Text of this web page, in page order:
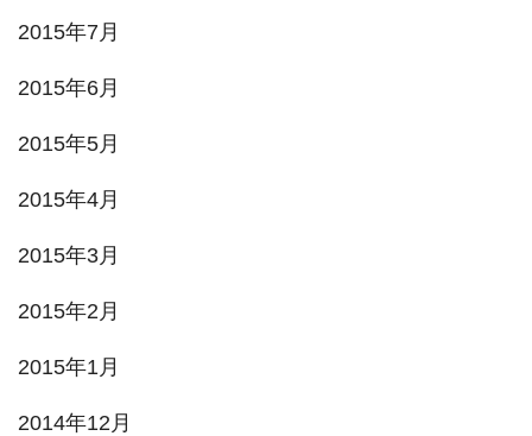
2015年7月
2015年6月
2015年5月
2015年4月
2015年3月
2015年2月
2015年1月
2014年12月